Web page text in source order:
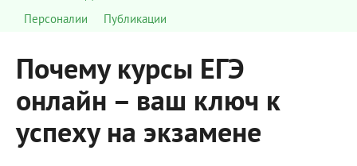
Персоналии
Публикации
Почему курсы ЕГЭ
онлайн – ваш ключ к
успеху на экзамене